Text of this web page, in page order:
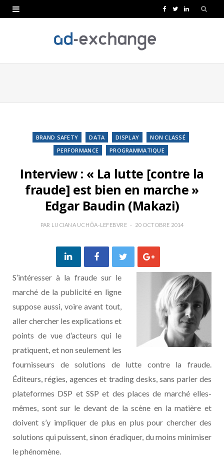
e
k
T
t
L
k
BRAND SAFETY DATA DISPLAY
NON CLASSÉ
PERFORMANCE
PROGRAMMATIQUE
Interview : « La lutte [contre la
fraude] est bien en marche »
Edgar Baudin (Makazi)
PAR LUCIANA UCHÔA-LEFEBVRE 20 OCTOBRE 2014
S’intéresser à la fraude sur le
marché de la publicité en ligne
suppose aussi, voire avant tout,
aller chercher les explications et
points de vue d’acteurs qui le
pratiquent, et non seulement les
fournisseurs de solutions de lutte contre la fraude.
Éditeurs, régies, agences et trading desks, sans parler des
plateformes DSP et SSP et des places de marché elles-
mêmes, sont sur le devant de la scène en la matière et
doivent s’y impliquer de plus en plus pour chercher des
solutions qui puissent, sinon éradiquer, du moins minimiser
le phénomène.